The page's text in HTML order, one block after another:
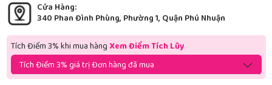
Cửa Hàng:
340 Phan Đình Phùng, Phường 1, Quận Phú Nhuận
Tích Điểm 3% khi mua hàng Xem Điểm Tích Lũy
Tích Điểm 3% giá trị Đơn hàng đã mua